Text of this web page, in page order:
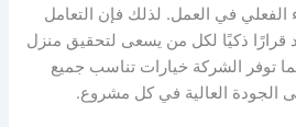
الفعلي في العمل. لذلك فإن التعامل
قرارًا ذكيًا لكل من يسعى لتحقيق منزل
توفر الشركة خيارات تناسب جميع
الجودة العالية في كل مشروع.